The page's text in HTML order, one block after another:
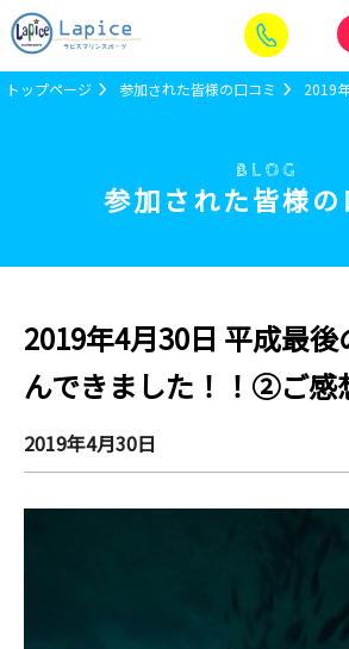
トップページ 参加された皆様の口コミ 2019
BLOG
参加された皆様の
2019年4月30日 平成最
んできました！！②ご感
2019年4月30日